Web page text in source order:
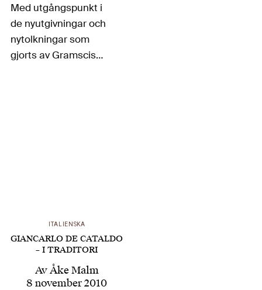
Med utgångspunkt i
de nyutgivningar och
nytolkningar som
gjorts av Gramscis
italienske marxisten
som…
ITALIENSKA
GIANCARLO DE CATALDO
– I TRADITORI
AvÅke Malm
8 november 2010